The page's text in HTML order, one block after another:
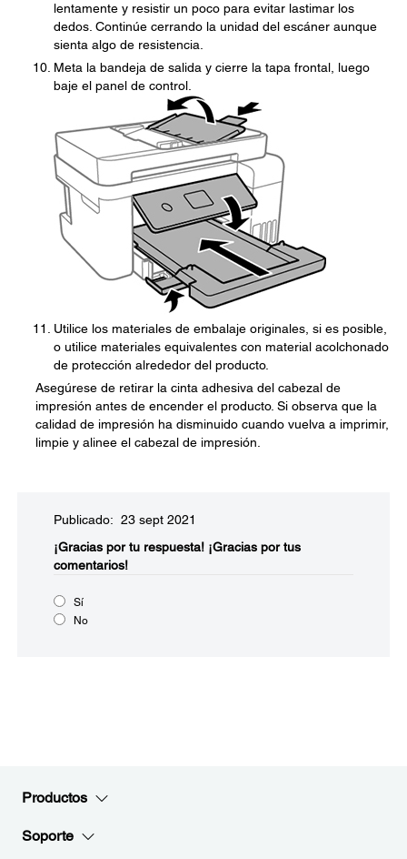
lentamente y resistir un poco para evitar lastimar los
dedos. Continúe cerrando la unidad del escáner aunque
sienta algo de resistencia.
Meta la bandeja de salida y cierre la tapa frontal, luego
baje el panel de control.
Utilice los materiales de embalaje originales, si es posible,
o utilice materiales equivalentes con material acolchonado
de protección alrededor del producto.
Asegúrese de retirar la cinta adhesiva del cabezal de
impresión antes de encender el producto. Si observa que la
calidad de impresión ha disminuido cuando vuelva a imprimir,
limpie y alinee el cabezal de impresión.
Publicado: 23 sept 2021
¡Gracias por tu respuesta! ¡Gracias por tus
comentarios!
Sí
No
Productos
Soporte